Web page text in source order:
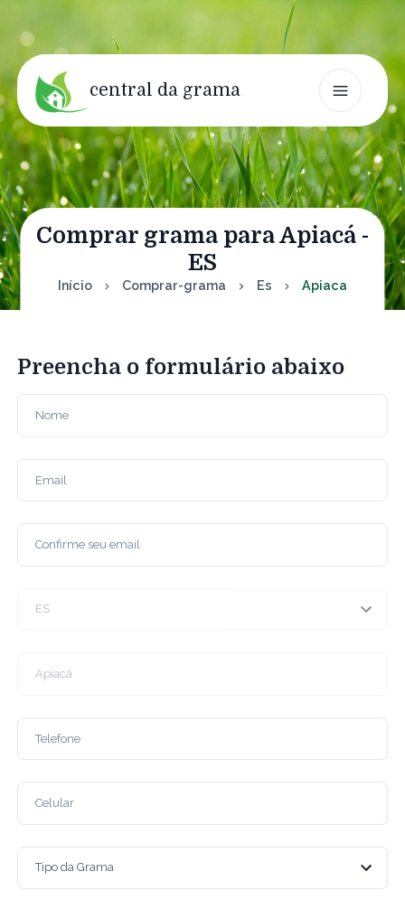
central da grama
Comprar grama para Apiacá -
ES
Início Comprar-grama Es Apiaca
Preencha o formulário abaixo